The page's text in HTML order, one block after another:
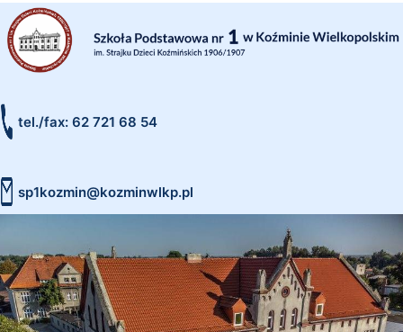
tel./fax: 62 721 68 54
sp1kozmin@kozminwlkp.pl